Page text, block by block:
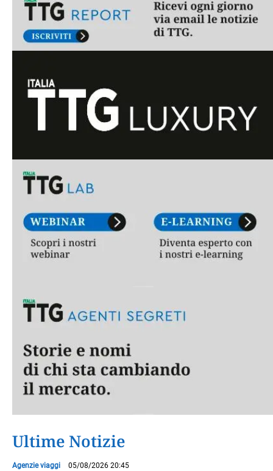
Ultime Notizie
Agenzie viaggi 05/08/2026 20:45